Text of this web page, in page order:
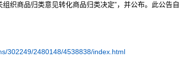
织商品归类意见转化商品归类决定”，并公布。此公告自
302249/2480148/4538838/index.html